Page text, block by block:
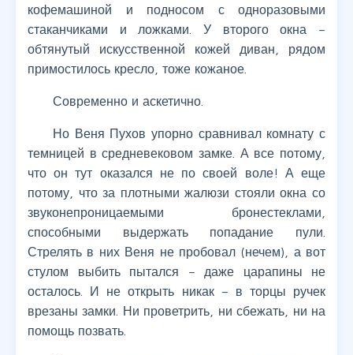
кофемашиной и подносом с одноразовыми
стаканчиками и ложками. У второго окна –
обтянутый искусственной кожей диван, рядом
примостилось кресло, тоже кожаное.
Современно и аскетично.
Но Веня Пухов упорно сравнивал комнату с
темницей в средневековом замке. А все потому,
что он тут оказался не по своей воле! А еще
потому, что за плотными жалюзи стояли окна со
звуконепроницаемыми бронестеклами,
способными выдержать попадание пули.
Стрелять в них Веня не пробовал (нечем), а вот
стулом выбить пытался – даже царапины не
осталось. И не открыть никак – в торцы ручек
врезаны замки. Ни проветрить, ни сбежать, ни на
помощь позвать.